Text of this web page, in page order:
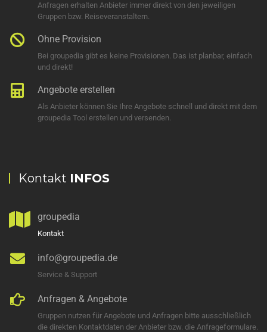
Anfragen erhalten Anbieter immer direkt von den jeweiligen
Gruppen bzw. Reiseveranstaltern.
Ohne Provision
Bei groupedia gibt es keine Provisionen. Das ist planbar, einfach
und direkt!
Angebote erstellen
Als Anbieter können Sie Ihre Angebote schnell und direkt mit dem
groupedia Tool erstellen und versenden.
Kontakt INFOS
groupedia
Kontakt
info@groupedia.de
Service & Support
Anfragen & Angebote
Gruppen nutzen für Angebote und Anfragen bitte ausschließlich
die direkten Kontaktdaten der Anbieter bzw. die Anfrageformulare.